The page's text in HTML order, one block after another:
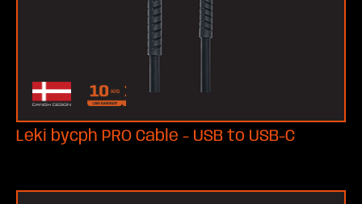
Leki bycph PRO Cable - USB to USB-C